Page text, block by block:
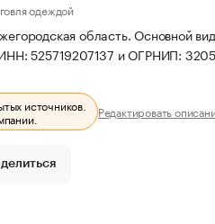
одеждой
область. Основной вид
525719207137 и ОГРНИП:
источников.
Редактировать